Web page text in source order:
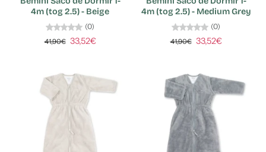
4m (tog 2.5) - Beige
(0)
41,90€ 33,52€
4m (tog 2.5) - Medium Grey
(0)
41,90€ 33,52€